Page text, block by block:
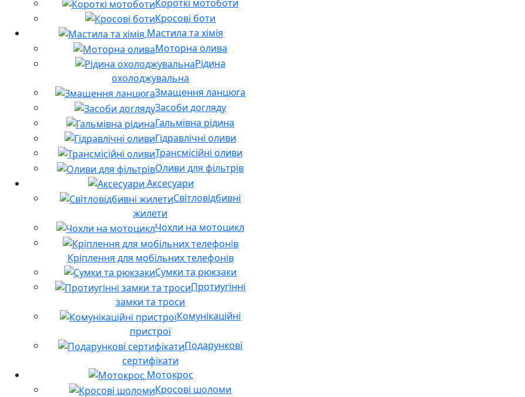
Короткі мотоботи
Кросові боти
Мастила та хімія
Моторна олива
Рідина
охолоджувальна
Змащення ланцюга
Засоби догляду
Гальмівна рідина
Гідравлічні оливи
Трансмісійні оливи
Оливи для фільтрів
Аксесуари
Світловідбивні
жилети
Чохли на мотоцикл
Кріплення для мобільних телефонів
Сумки та рюкзаки
Протиугінні
замки та троси
Комунікаційні
пристрої
Подарункові
сертифікати
Мотокрос
Кросові шоломи